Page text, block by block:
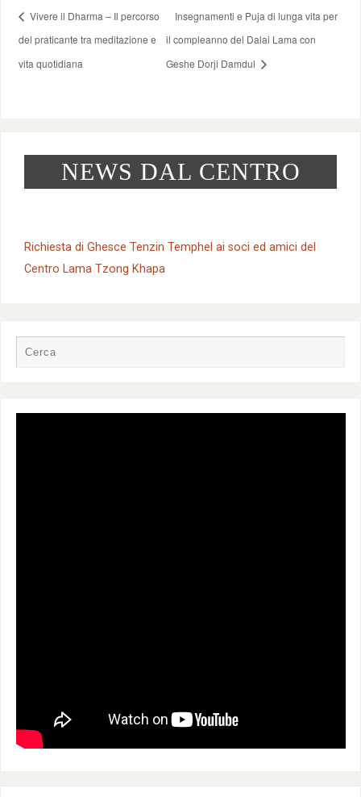
Vivere il Dharma – Il percorso
del praticante tra meditazione e
vita quotidiana
Insegnamenti e Puja di lunga vita per
il compleanno del Dalai Lama con
Geshe Dorji Damdul
NEWS DAL CENTRO
Richiesta di Ghesce Tenzin Temphel ai soci ed amici del
Centro Lama Tzong Khapa